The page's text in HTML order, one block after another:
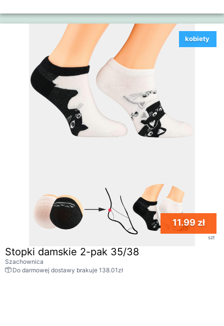
kobiety
11.99 zł
szt
Stopki damskie 2-pak 35/38
Szachownica
Do darmowej dostawy brakuje 138.01zł